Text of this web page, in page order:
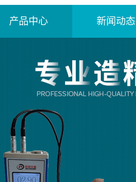
产品中心 新闻动态